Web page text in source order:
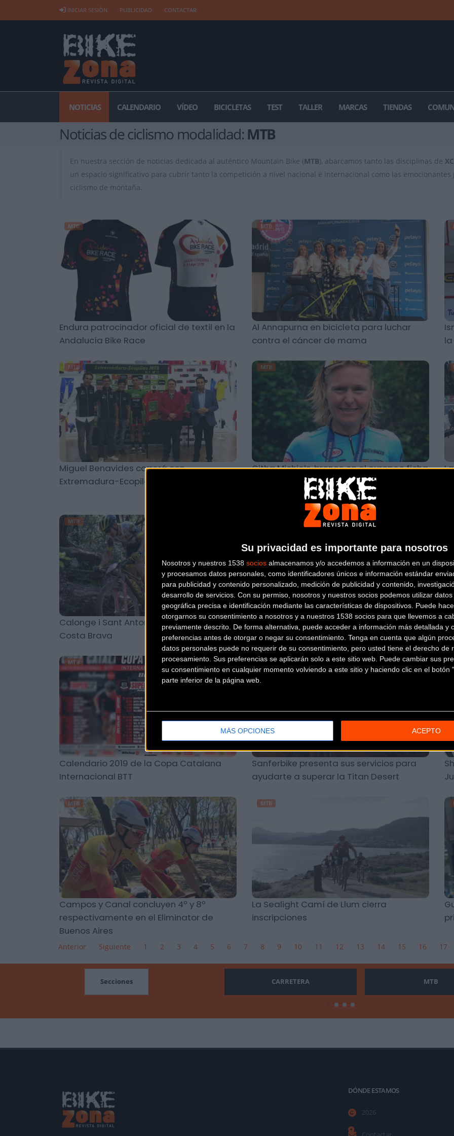
Su privacidad es importante para nosotros
Nosotros y nuestros 1538 socios almacenamos y/o accedemos a información en un
y procesamos datos personales, como identificadores únicos e información estándar
para publicidad y contenido personalizado, medición de publicidad y contenido,
desarrollo de servicios. Con su permiso, nosotros y nuestros socios podemos utilizar
geográfica precisa e identificación mediante las características de dispositivos. Puede
otorgarnos su consentimiento a nosotros y a nuestros 1538 socios para que llevemos a
previamente descrito. De forma alternativa, puede acceder a información más detallada y
preferencias antes de otorgar o negar su consentimiento. Tenga en cuenta que algún
datos personales puede no requerir de su consentimiento, pero usted tiene el derecho de
procesamiento. Sus preferencias se aplicarán solo a este sitio web. Puede cambiar sus
su consentimiento en cualquier momento volviendo a este sitio y haciendo clic en el botón
parte inferior de la página web.
MÁS OPCIONES ACEPTO
INICIAR SESIÓN PUBLICIDAD CONTACTAR
NOTICIAS CALENDARIO VÍDEO BICICLETAS TEST TALLER MARCAS TIENDAS
Noticias de ciclismo modalidad: MTB
En nuestra sección de noticias dedicada al auténtico Mountain Bike (MTB), abarcamos tanto las disciplinas de
un espacio significativo para cubrir tanto la competición a nivel nacional e internacional como las emocionantes
ciclismo de montaña.
MTB
Endura patrocinador oficial de textil en la
Andalucía Bike Race
MTB
Al Annapurna en bicicleta para luchar
contra el cáncer de mama
la
MTB
Miguel Benavides correrá con
Extremadura-Ecopilas
MTB
Githa Michiels, bronce en el europeo ficha
por el Primaflor-Mondraker-Rotor
MTB
Calonge i Sant Antoni sede de la VolCAT
Costa Brava
Se celebra este fin de semana el II Rally
Parque Moret by Watiato
MTB
Calendario 2019 de la Copa Catalana
Internacional BTT
MTB
Sanferbike presenta sus servicios para
ayudarte a superar la Titan Desert
MTB
Campos y Canal concluyen 4º y 8º
respectivamente en el Eliminator de
Buenos Aires
MTB
La Sealight Camí de Llum cierra
inscripciones
Anterior Siguiente 1 2 3 4 5 6 7 8 9 10 11 12 13 14 15 16 17
Secciones CARRETERA MTB
DÓNDE ESTAMOS
2026